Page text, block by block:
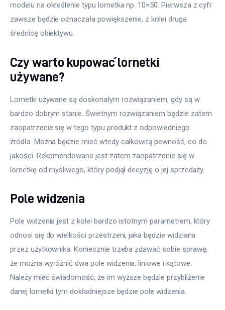
modelu na określenie typu lornetka np. 10×50. Pierwsza z cyfr
zawsze będzie oznaczała powiększenie, z kolei druga
średnicę obiektywu.
Czy warto kupować lornetki
używane?
Lornetki używane są doskonałym rozwiązaniem, gdy są w
bardzo dobrym stanie. Świetnym rozwiązaniem będzie zatem
zaopatrzenie się w tego typu produkt z odpowiedniego
źródła. Można będzie mieć wtedy całkowitą pewność, co do
jakości. Rekomendowane jest zatem zaopatrzenie się w
lornetkę od myśliwego, który podjął decyzję o jej sprzedaży.
Pole widzenia
Pole widzenia jest z kolei bardzo istotnym parametrem, który
odnosi się do wielkości przestrzeni, jaka będzie widziana
przez użytkownika. Koniecznie trzeba zdawać sobie sprawę,
że można wyróżnić dwa pole widzenia: liniowe i kątowe.
Należy mieć świadomość, że im wyższe będzie przybliżenie
danej lornetki tym dokładniejsze będzie pole widzenia.